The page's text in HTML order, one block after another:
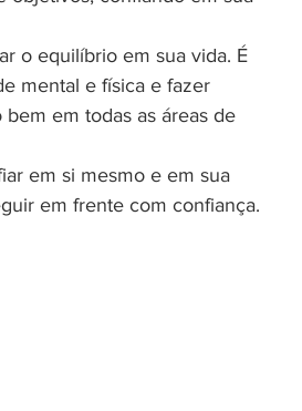
o equilíbrio em sua vida. É
mental e física e fazer
em todas as áreas de
em si mesmo e em sua
em frente com confiança.